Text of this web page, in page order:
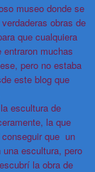
museo donde se
obras de
que cualquiera
muchas
pero no estaba
este blog que
escultura de
la que
que un
escultura, pero
la obra de